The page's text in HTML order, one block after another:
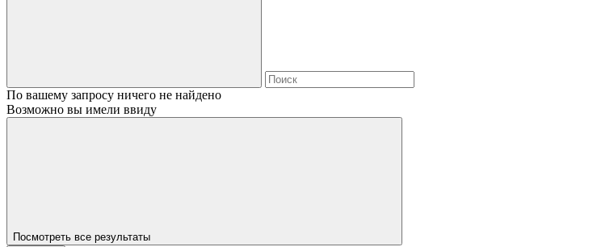
По вашему запросу ничего не найдено
Возможно вы имели ввиду
Посмотреть все результаты